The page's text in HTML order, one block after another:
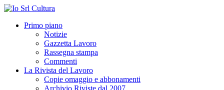
Primo piano
Notizie
Gazzetta Lavoro
Rassegna stampa
Commenti
La Rivista del Lavoro
Copie omaggio e abbonamenti
Archivio Riviste dal 2007